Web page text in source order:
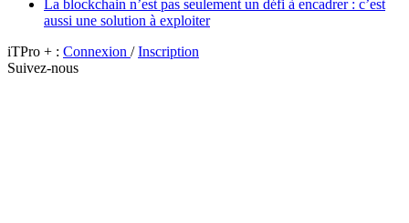
La blockchain n’est pas seulement un défi à encadrer : c’est
aussi une solution à exploiter
iTPro + : Connexion /Inscription
Suivez-nous